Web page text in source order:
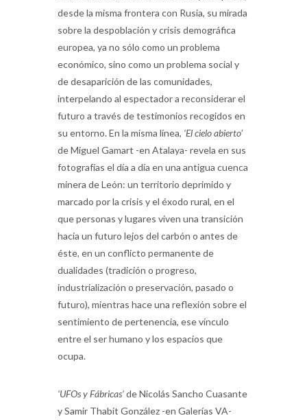
desde la misma frontera con Rusia, su mirada
sobre la despoblación y crisis demográfica
europea, ya no sólo como un problema
económico, sino como un problema social y
de desaparición de las comunidades,
interpelando al espectador a reconsiderar el
futuro a través de testimonios recogidos en
su entorno. En la misma línea, ‘El cielo abierto’
de Miguel Gamart -en Atalaya- revela en sus
fotografías el día a día en una antigua cuenca
minera de León: un territorio deprimido y
marcado por la crisis y el éxodo rural, en el
que personas y lugares viven una transición
hacia un futuro lejos del carbón o antes de
éste, en un conflicto permanente de
dualidades (tradición o progreso,
industrialización o preservación, pasado o
futuro), mientras hace una reflexión sobre el
sentimiento de pertenencia, ese vínculo
entre el ser humano y los espacios que
ocupa.
‘UFOs y Fábricas’de Nicolás Sancho Cuasante
y Samir Thabit González -en Galerías VA-